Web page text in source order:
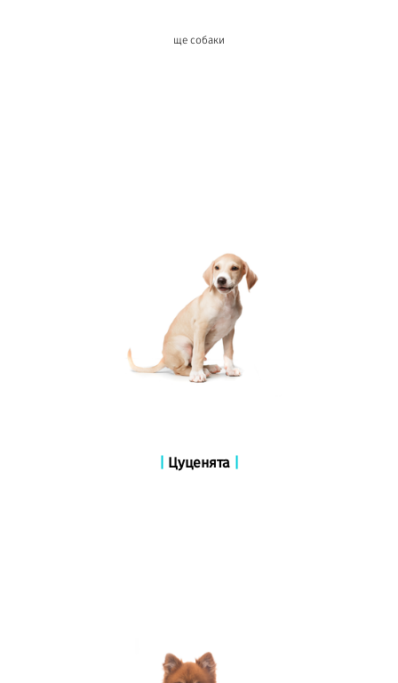
ще собаки
Цуценята